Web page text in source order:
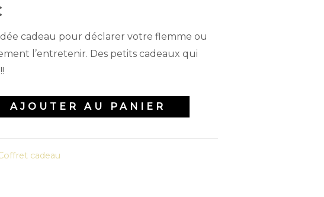
cadeau pour déclarer votre flemme ou
l’entretenir. Des petits cadeaux qui
AJOUTER AU PANIER
cadeau